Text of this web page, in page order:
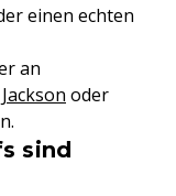
einen echten
an
oder
sind